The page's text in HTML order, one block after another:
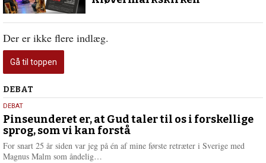
Der er ikke flere indlæg.
Gå til toppen
Debat
DEBAT
5.
august
2026
DEBAT
Pinseunderet er, at Gud taler til os i forskellige
sprog, som vi kan forstå
For snart 25 år siden var jeg på én af mine første retræter i Sverige med
Magnus Malm som åndelig…